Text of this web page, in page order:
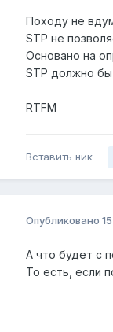
Походу не
STP не
Основано на
STP должно
RTFM
Вставить ник
Опубликовано
А что будет с
То есть, если